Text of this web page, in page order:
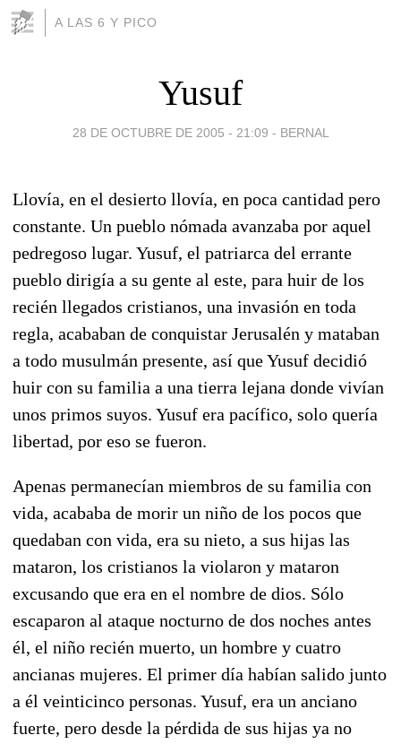
A LAS 6 Y PICO
Yusuf
28 DE OCTUBRE DE 2005 - 21:09 - BERNAL
Llovía, en el desierto llovía, en poca cantidad pero
constante. Un pueblo nómada avanzaba por aquel
pedregoso lugar. Yusuf, el patriarca del errante
pueblo dirigía a su gente al este, para huir de los
recién llegados cristianos, una invasión en toda
regla, acababan de conquistar Jerusalén y mataban
a todo musulmán presente, así que Yusuf decidió
huir con su familia a una tierra lejana donde vivían
unos primos suyos. Yusuf era pacífico, solo quería
libertad, por eso se fueron.
Apenas permanecían miembros de su familia con
vida, acababa de morir un niño de los pocos que
quedaban con vida, era su nieto, a sus hijas las
mataron, los cristianos la violaron y mataron
excusando que era en el nombre de dios. Sólo
escaparon al ataque nocturno de dos noches antes
él, el niño recién muerto, un hombre y cuatro
ancianas mujeres. El primer día habían salido junto
a él veinticinco personas. Yusuf, era un anciano
fuerte, pero desde la pérdida de sus hijas ya no